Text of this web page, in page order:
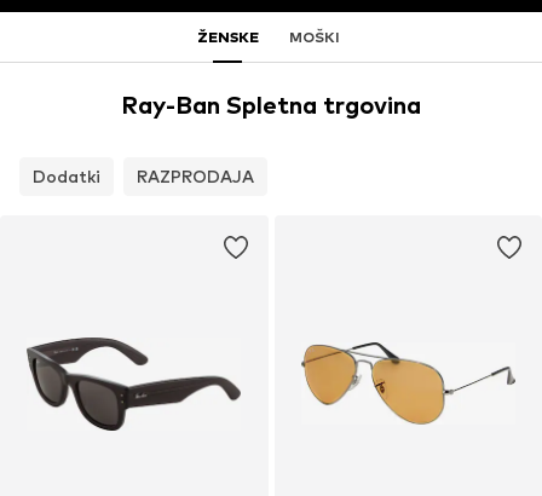
ŽENSKE MOŠKI
Ray-Ban Spletna trgovina
Dodatki RAZPRODAJA